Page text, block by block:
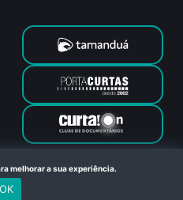
reservados. Feito com
Janeiro
melhorar a sua experiência.
OK